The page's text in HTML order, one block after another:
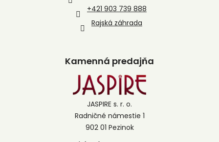
+421 903 739 888
Rajská záhrada
Kamenná predajňa
JASPIRE s. r. o.
Radničné námestie 1
902 01 Pezinok